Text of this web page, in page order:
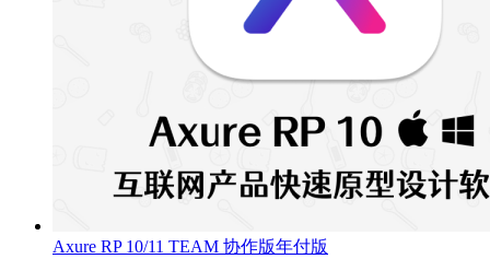
Axure RP 10/11 TEAM 协作版年付版